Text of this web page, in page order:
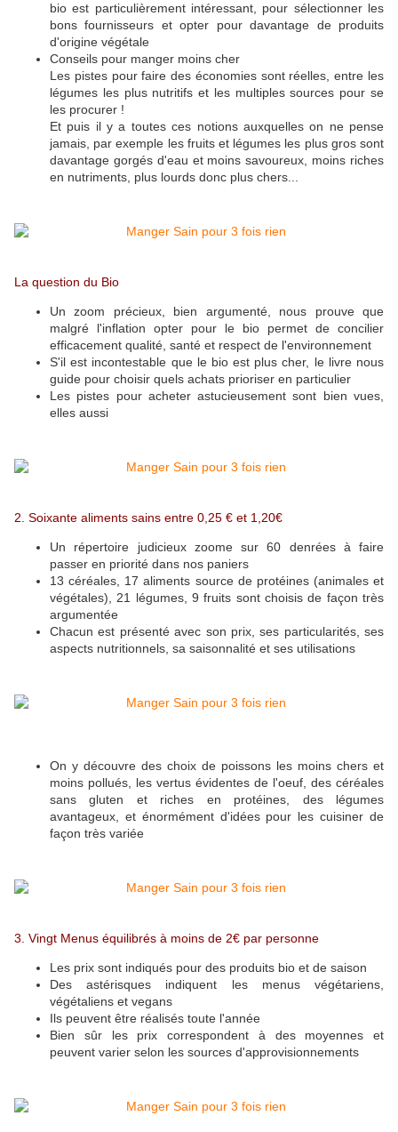
bio est particulièrement intéressant, pour sélectionner les
bons fournisseurs et opter pour davantage de produits
d'origine végétale
Conseils pour manger moins cher
Les pistes pour faire des économies sont réelles, entre les
légumes les plus nutritifs et les multiples sources pour se
les procurer !
Et puis il y a toutes ces notions auxquelles on ne pense
jamais, par exemple les fruits et légumes les plus gros sont
davantage gorgés d'eau et moins savoureux, moins riches
en nutriments, plus lourds donc plus chers...
La question du Bio
Un zoom précieux, bien argumenté, nous prouve que
malgré l'inflation opter pour le bio permet de concilier
efficacement qualité, santé et respect de l'environnement
S'il est incontestable que le bio est plus cher, le livre nous
guide pour choisir quels achats prioriser en particulier
Les pistes pour acheter astucieusement sont bien vues,
elles aussi
2. Soixante aliments sains entre 0,25 € et 1,20€
Un répertoire judicieux zoome sur 60 denrées à faire
passer en priorité dans nos paniers
13 céréales, 17 aliments source de protéines (animales et
végétales), 21 légumes, 9 fruits sont choisis de façon très
argumentée
Chacun est présenté avec son prix, ses particularités, ses
aspects nutritionnels, sa saisonnalité et ses utilisations
On y découvre des choix de poissons les moins chers et
moins pollués, les vertus évidentes de l'oeuf, des céréales
sans gluten et riches en protéines, des légumes
avantageux, et énormément d'idées pour les cuisiner de
façon très variée
3. Vingt Menus équilibrés à moins de 2€ par personne
Les prix sont indiqués pour des produits bio et de saison
Des astérisques indiquent les menus végétariens,
végétaliens et vegans
Ils peuvent être réalisés toute l'année
Bien sûr les prix correspondent à des moyennes et
peuvent varier selon les sources d'approvisionnements